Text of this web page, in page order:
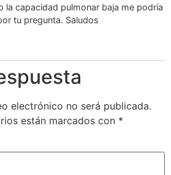
la capacidad pulmonar baja me podría
tu pregunta. Saludos
electrónico no será publicada.
están marcados con *